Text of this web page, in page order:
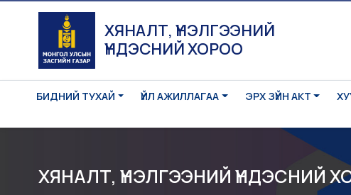
ХЯНАЛТ, ҮНЭЛГЭЭНИЙ
ҮНДЭСНИЙ ХОРОО
БИДНИЙ ТУХАЙ ҮЙЛ АЖИЛЛАГАА ЭРХ ЗҮЙН АКТ
ХЯНАЛТ, ҮНЭЛГЭЭНИЙ